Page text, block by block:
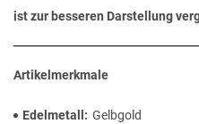
ist zur besseren Darstellung
Artikelmerkmale
Edelmetall
Gelbgold